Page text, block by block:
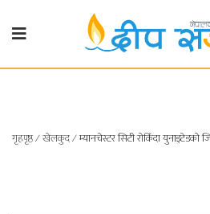
गृहपृष्ठ
प्रदेश
गृहपृष्ठ∕खेलकुद∕म्यानचेस्टर सिटी रोकिँदा युनाइटेडको